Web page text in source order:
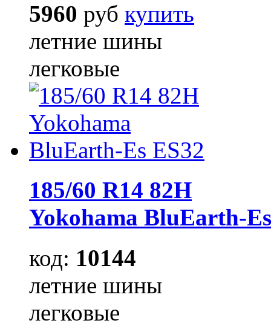
5960 руб купить
летние шины
легковые
185/60 R14 82H
Yokohama BluEarth-
код: 10144
летние шины
легковые